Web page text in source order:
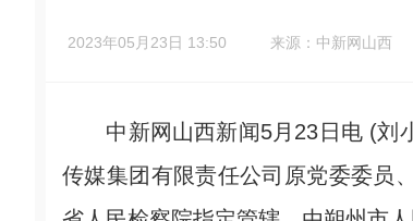
2023年05月23日 13:50 来源：中新网山西
中新网山西新闻5月23日电 (刘小
传媒集团有限责任公司原党委委员